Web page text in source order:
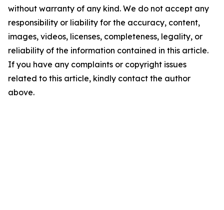
without warranty of any kind. We do not accept any
responsibility or liability for the accuracy, content,
images, videos, licenses, completeness, legality, or
reliability of the information contained in this article.
If you have any complaints or copyright issues
related to this article, kindly contact the author
above.